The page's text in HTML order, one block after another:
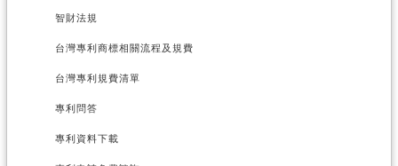
智財法規
台灣專利商標相關流程及規費
台灣專利規費清單
專利問答
專利資料下載